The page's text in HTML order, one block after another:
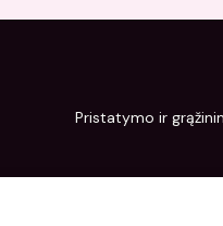
Pristatymo ir